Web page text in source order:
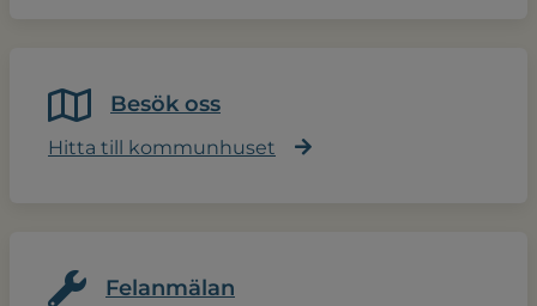
Besök oss
Hitta till kommunhuset
Felanmälan